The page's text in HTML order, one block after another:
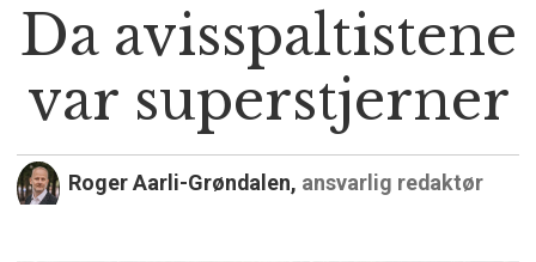
Da avisspaltistene
var superstjerner
Roger Aarli-Grøndalen, ansvarlig redaktør